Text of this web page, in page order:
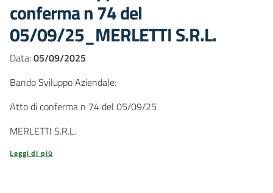
conferma n 74 del
05/09/25_MERLETTI S.R.L.
Data:05/09/2025
Bando Sviluppo Aziendale:
Atto di conferma n 74 del 05/09/25
MERLETTI S.R.L.
Leggi di più